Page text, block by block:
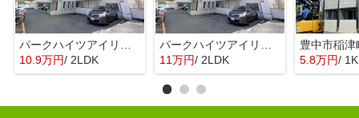
パークハイツアイリス2号館
10.9万円/ 2LDK
パークハイツアイリス2号館
11万円/ 2LDK 5.8万円/ 1K